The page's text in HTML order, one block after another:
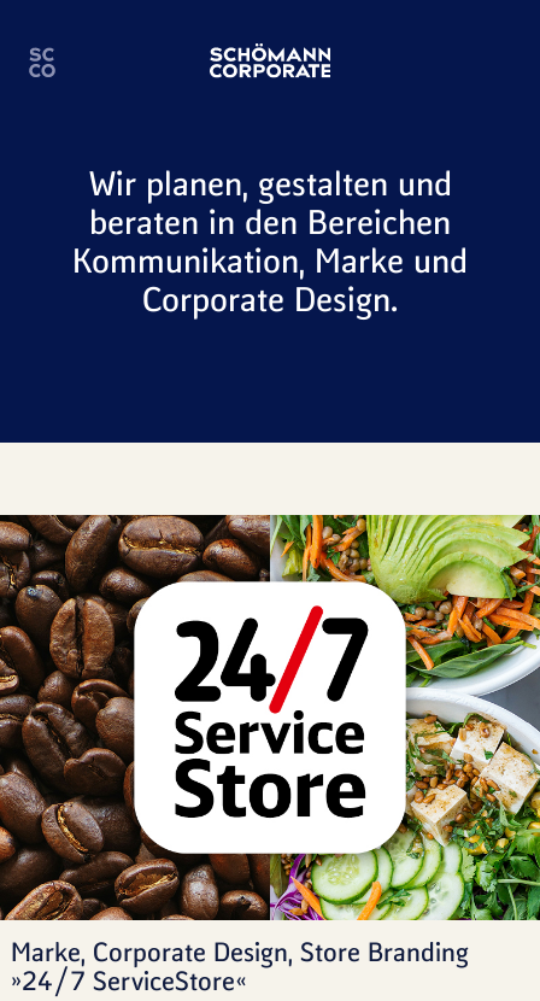
Wir planen, gestalten und
beraten in den Bereichen
Kommunikation, Marke und
Corporate Design.
Marke, Corporate Design, Store Branding
»24/7 ServiceStore«